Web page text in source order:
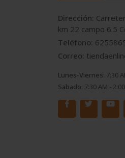
Dirección:
km 22 campo 6.5
Teléfono:
Correo:
Lunes-Viernes: 7:30
Sabado: 7:30 AM -